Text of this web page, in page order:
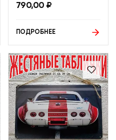
790,00 ₽
ПОДРОБНЕЕ